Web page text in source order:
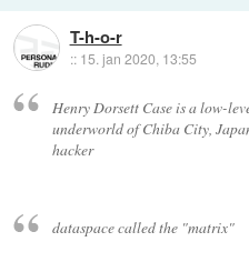
T-h-o-r
:: 15. jan 2020, 13:55
Henry Dorsett Case is a low-
underworld of Chiba City,
hacker
dataspace called the "matrix"